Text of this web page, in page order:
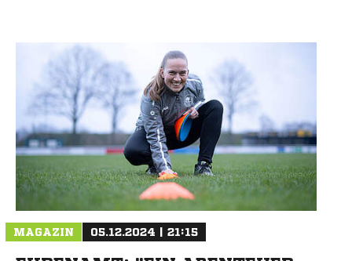
MAGAZIN 05.12.2024 | 21:15